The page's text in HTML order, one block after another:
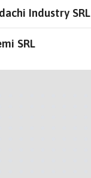
Industry SRL
SRL